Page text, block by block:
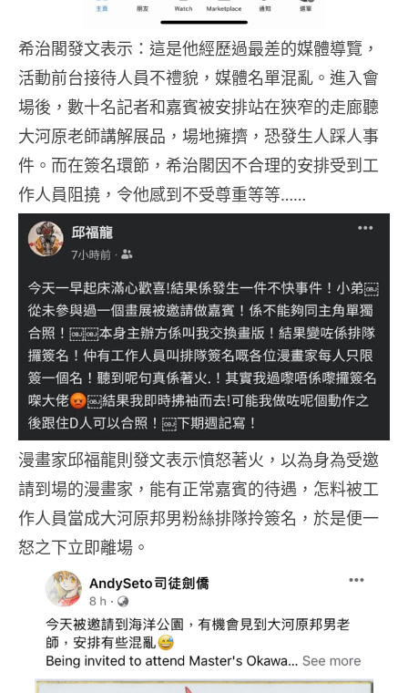
希治閣發文表示：這是他經歷過最差的媒體導覽，
活動前台接待人員不禮貌，媒體名單混亂。進入會
場後，數十名記者和嘉賓被安排站在狹窄的走廊聽
大河原老師講解展品，場地擁擠，恐發生人踩人事
件。而在簽名環節，希治閣因不合理的安排受到工
作人員阻撓，令他感到不受尊重等等……
漫畫家邱福龍則發文表示憤怒著火，以為身為受邀
請到場的漫畫家，能有正常嘉賓的待遇，怎料被工
作人員當成大河原邦男粉絲排隊拎簽名，於是便一
怒之下立即離場。